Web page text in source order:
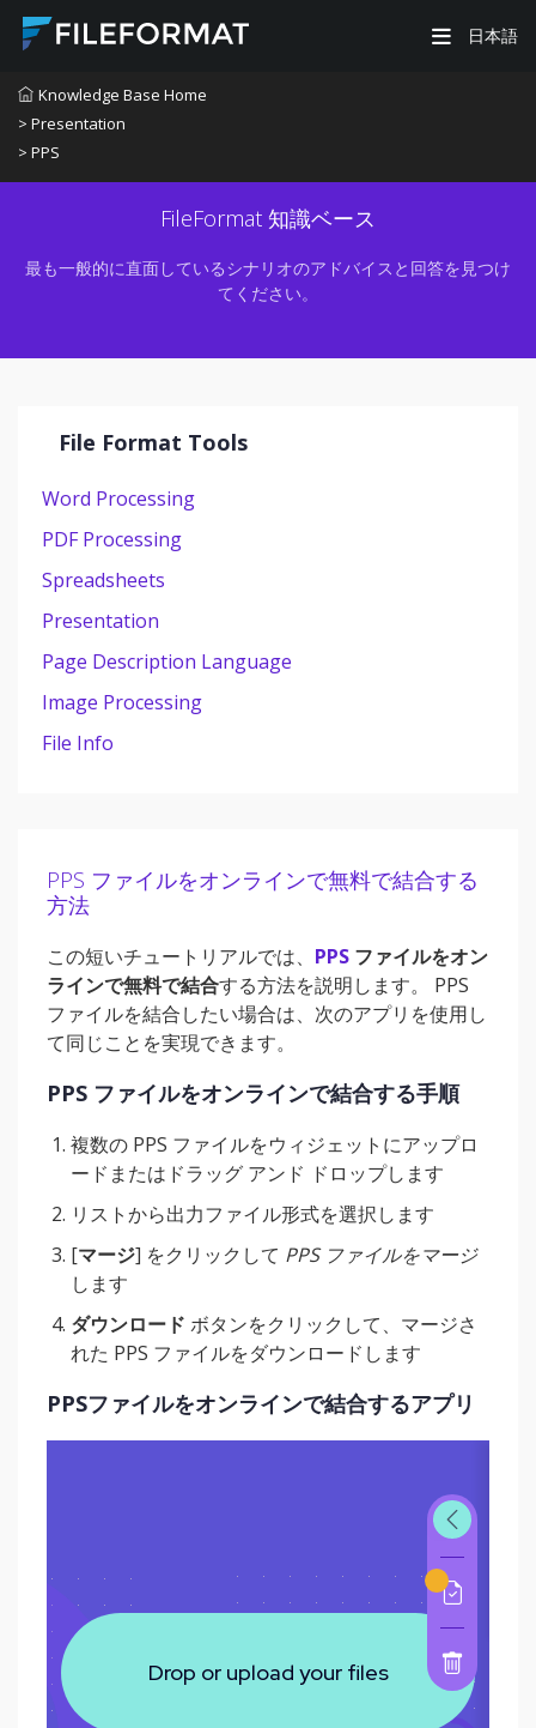
日本語
Knowledge Base Home
> Presentation
> PPS
FileFormat 知識ベース
最も一般的に直面しているシナリオのアドバイスと回答を見つけ
てください。
File Format Tools
Word Processing
PDF Processing
Spreadsheets
Presentation
Page Description Language
Image Processing
File Info
PPS ファイルをオンラインで無料で結合する
方法
この短いチュートリアルでは、 PPS ファイルをオン
ラインで無料で結合する方法を説明します。 PPS
ファイルを結合したい場合は、次のアプリを使用し
て同じことを実現できます。
PPS ファイルをオンラインで結合する手順
複数の PPS ファイルをウィジェットにアップロ
ードまたはドラッグ アンド ドロップします
リストから出力ファイル形式を選択します
[マージ] をクリックして PPS ファイルをマージ
します
ダウンロード ボタンをクリックして、マージさ
れた PPS ファイルをダウンロードします
PPSファイルをオンラインで結合するアプリ